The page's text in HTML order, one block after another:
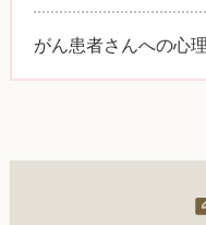
がん患者さんへの心